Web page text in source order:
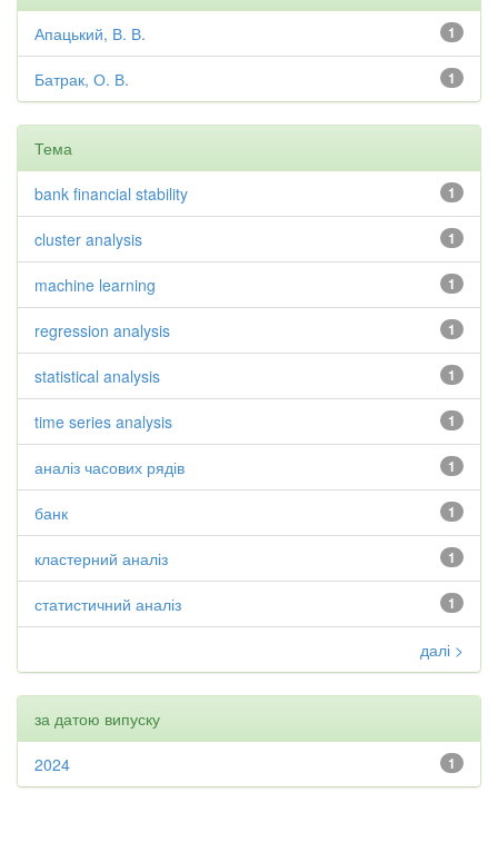
1
Апацький, В. В.
1
Батрак, О. В.
Тема
1
bank financial stability
1
cluster analysis
1
machine learning
1
regression analysis
1
statistical analysis
1
time series analysis
1
аналіз часових рядів
1
банк
1
кластерний аналіз
1
статистичний аналіз
далі >
за датою випуску
1
2024